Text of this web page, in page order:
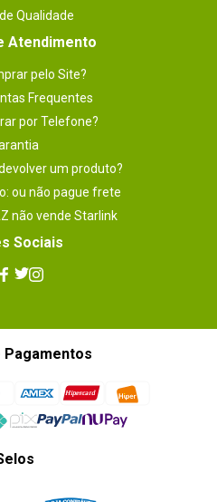
Qualidade
Atendimento
pelo Site?
Frequentes
por Telefone?
um produto?
ou não pague frete
não vende Starlink
Sociais
Pagamentos